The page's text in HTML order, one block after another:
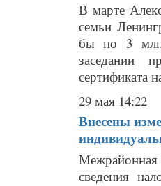
В марте
семьи
бы по 3 млн
заседании
сертификата
29 мая 14:22
Внесены
сведения